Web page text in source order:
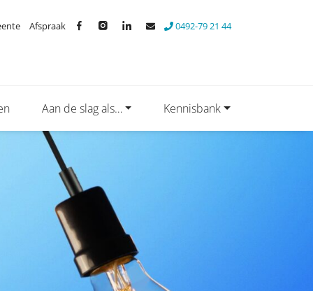
Afspraak 0492-79 21 44
Aan de slag als… Kennisbank